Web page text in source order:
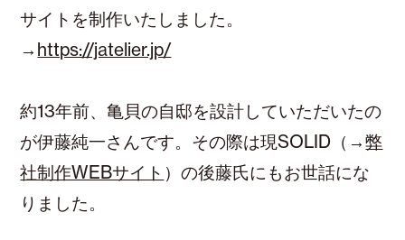
サイトを制作いたしました。
→ https://jatelier.jp/
約13年前、亀貝の自邸を設計していただいたの
が伊藤純一さんです。その際は現SOLID（→弊
社制作WEBサイト ）の後藤氏にもお世話にな
りました。